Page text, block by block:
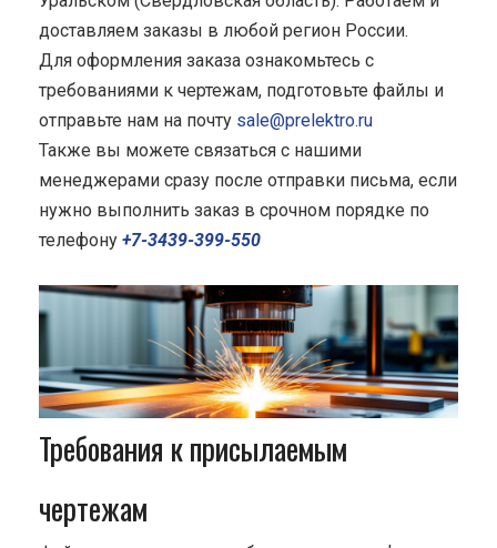
доставляем заказы в любой регион России.
Для оформления заказа ознакомьтесь с
требованиями к чертежам, подготовьте файлы и
отправьте нам на почту sale@prelektro.ru
Также вы можете связаться с нашими
менеджерами сразу после отправки письма, если
нужно выполнить заказ в срочном порядке по
телефону +7-3439-399-550
Требования к присылаемым
чертежам